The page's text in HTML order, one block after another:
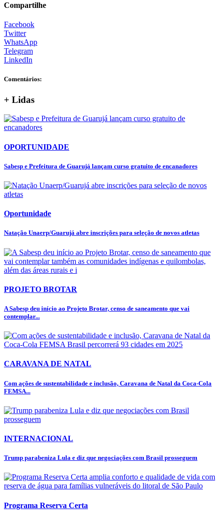
Compartilhe
Facebook
Twitter
WhatsApp
Telegram
LinkedIn
Comentários:
+ Lidas
OPORTUNIDADE
Sabesp e Prefeitura de Guarujá lançam curso gratuito de encanadores
Oportunidade
Natação Unaerp/Guarujá abre inscrições para seleção de novos atletas
PROJETO BROTAR
A Sabesp deu início ao Projeto Brotar, censo de saneamento que vai
contemplar...
CARAVANA DE NATAL
Com ações de sustentabilidade e inclusão, Caravana de Natal da Coca-Cola
FEMSA...
INTERNACIONAL
Trump parabeniza Lula e diz que negociações com Brasil prosseguem
Programa Reserva Certa